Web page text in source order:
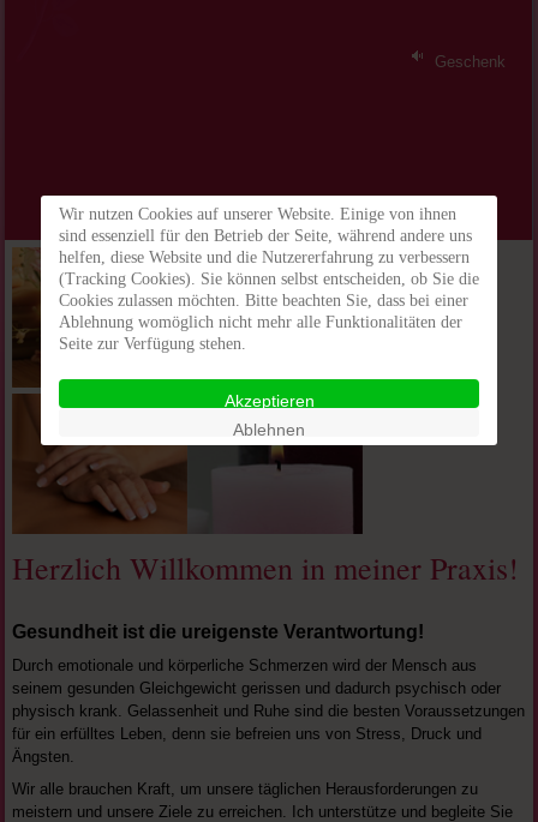
Geschenk
Herzlich Willkommen in meiner Praxis!
Gesundheit ist die ureigenste Verantwortung!
Durch emotionale und körperliche Schmerzen wird der Mensch aus
seinem gesunden Gleichgewicht gerissen und dadurch psychisch oder
physisch krank. Gelassenheit und Ruhe sind die besten Voraussetzungen
für ein erfülltes Leben, denn sie befreien uns von Stress, Druck und
Ängsten.
Wir alle brauchen Kraft, um unsere täglichen Herausforderungen zu
meistern und unsere Ziele zu erreichen. Ich unterstütze und begleite Sie
Wir nutzen Cookies auf unserer Website. Einige von ihnen
sind essenziell für den Betrieb der Seite, während andere uns
helfen, diese Website und die Nutzererfahrung zu verbessern
(Tracking Cookies). Sie können selbst entscheiden, ob Sie die
Cookies zulassen möchten. Bitte beachten Sie, dass bei einer
Ablehnung womöglich nicht mehr alle Funktionalitäten der
Seite zur Verfügung stehen.
Akzeptieren
Ablehnen